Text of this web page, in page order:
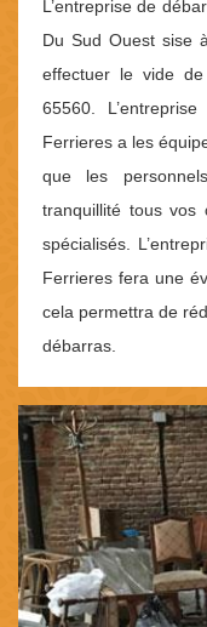
L’entreprise de
Du Sud Ouest sise
effectuer le vide
65560.
Ferrieres a les
que les
tranquillité tous vos
spécialisés.
Ferrieres fera une
cela permettra de
débarras.